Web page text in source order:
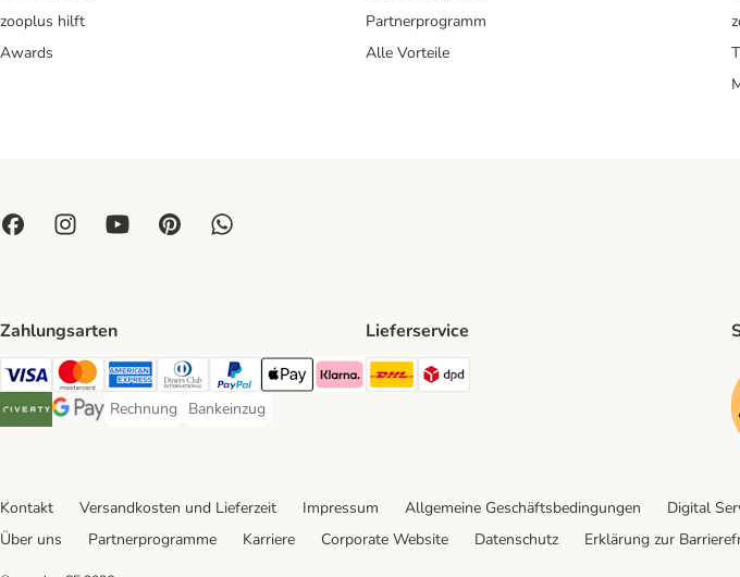
zooplus hilft
Awards
Partnerprogramm
Alle Vorteile
Zahlungsarten
Visa Payment Method
Mastercard Payment Method
American Express Payment Method
Diners Club Payment Method
PayPal Payment Method
Apple Pay Payment Method
Klarna Payment Method
Riverty Payment Method
Google Pay Payment Method
Rechnung
Rechnung Payment Method
Bankeinzug
Bankeinzug Payment Method
Lieferservice
DHL Shipping Method
Kontakt Versandkosten und Lieferzeit Impressum Allgemeine Geschäftsbedingungen Digital
Über uns
Partnerprogramme Karriere Corporate Website Datenschutz Erklärung zur